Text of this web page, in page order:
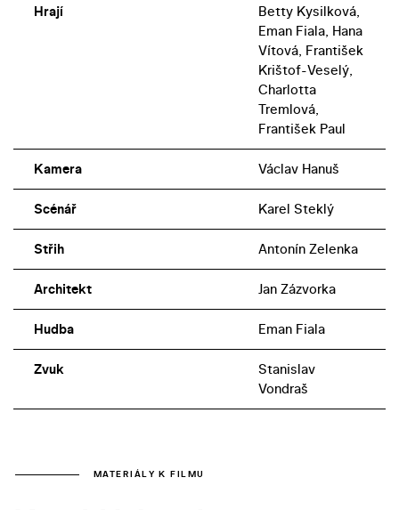
Hrají
Betty Kysilková,
Eman Fiala, Hana
Vítová, František
Krištof-Veselý,
Charlotta
Tremlová,
František Paul
Kamera Václav Hanuš
Scénář Karel Steklý
Střih Antonín Zelenka
Architekt Jan Zázvorka
Hudba Eman Fiala
Zvuk
Stanislav
Vondraš
MATERIÁLY K FILMU